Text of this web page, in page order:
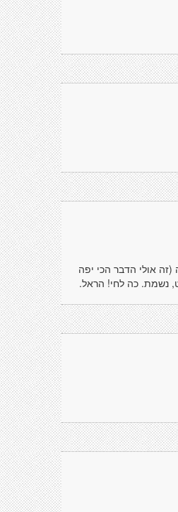
אולי הדבר הכי יפה
נשמת. כה לחי! הראל.